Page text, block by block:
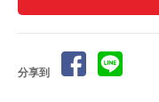
分享到